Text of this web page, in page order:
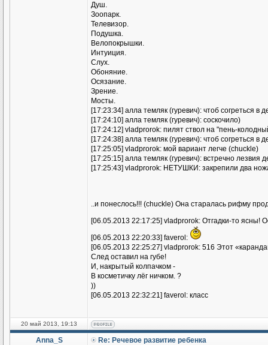
Душ.
Зоопарк.
Телевизор.
Подушка.
Велопокрышки.
Интуиция.
Слух.
Обоняние.
Осязание.
Зрение.
Мосты.
[17:23:34] алла темляк (гуревич): чтоб согреться в
[17:24:10] алла темляк (гуревич): соскочило)
[17:24:12] vladprorok: пилят ствол на "пень-
[17:24:38] алла темляк (гуревич): чтоб согреться
[17:25:05] vladprorok: мой вариант легче (chuckle)
[17:25:15] алла темляк (гуревич): встречно лезвия
[17:25:43] vladprorok: НЕТУШКИ: закрепили два
..и понеслось!!! (chuckle) Она старалась рифму
[06.05.2013 22:17:25] vladprorok: Отгадки-то ясны!
[06.05.2013 22:20:33] faverol:
[06.05.2013 22:25:27] vladprorok: 516 Этот
След оставил на губе!
И, накрытый колпачком -
В косметичку лёг ничком. ?
))
[06.05.2013 22:32:21] faverol: класс
20 май 2013, 19:13
Anna_S
Re: Речевое развитие ребенка